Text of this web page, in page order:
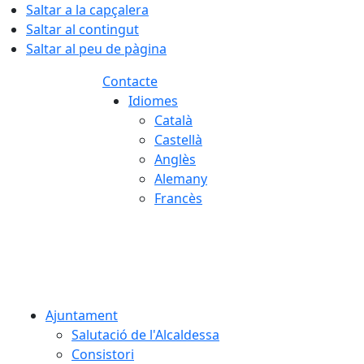
Saltar a la capçalera
Saltar al contingut
Saltar al peu de pàgina
Contacte
Idiomes
Català
Castellà
Anglès
Alemany
Francès
Ajuntament
Salutació de l'Alcaldessa
Consistori